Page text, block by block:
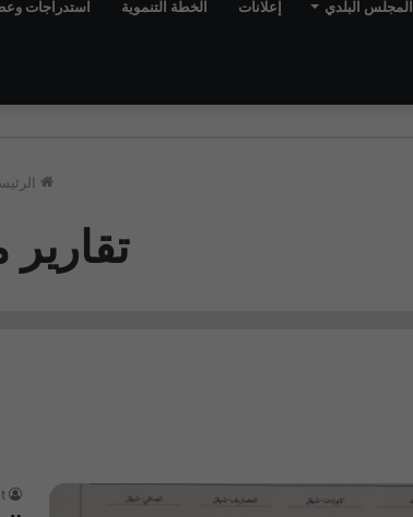
المجلس البلدي إعلانات الخطة التنموية استدراجات
تقارير